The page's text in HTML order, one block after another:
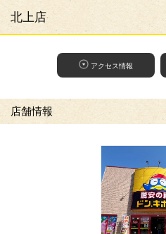
北上店
アクセス情報
店舗情報